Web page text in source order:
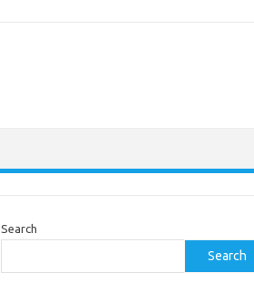
Search
Search